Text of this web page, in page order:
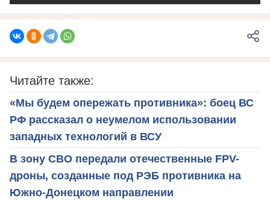
Читайте также:
«Мы будем опережать противника»: боец ВС
РФ рассказал о неумелом использовании
западных технологий в ВСУ
В зону СВО передали отечественные FPV-
дроны, созданные под РЭБ противника на
Южно-Донецком направлении